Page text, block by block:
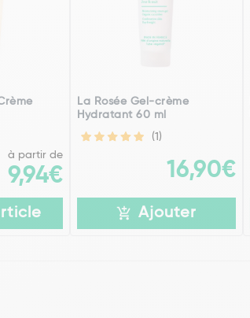
à partir de
9,94€
La Rosée Gel-crème
Hydratant 60 ml
(1)
16,90€
Ajouter